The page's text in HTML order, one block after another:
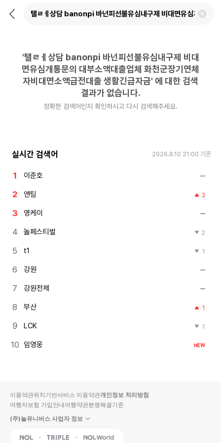
뒤
검
'탤ㄹㅔ상담 banonpi 바넌피선불유심내구제 비대
면유심개통문의 대부소액대출업체 화천군장기연체
자비대면소액급전대출 생활긴급자금' 에 대한 검색
결과가 없습니다.
정확한 검색어인지 확인하시고 다시 검색해주세요.
실시간 검색어 2026.8.10 21:00 기준
이준호
앤팀 3
영케이
놀페스티벌 2
t1 1
강원
강원전체
부산 1
LCK 1
임영웅 NEW
이용약관위치기반서비스 이용약관개인정보 처리방침
여행자보험 가입안내여행약관분쟁해결기준
(주)놀유니버스 사업자 정보
NOL Triple Interpark Global